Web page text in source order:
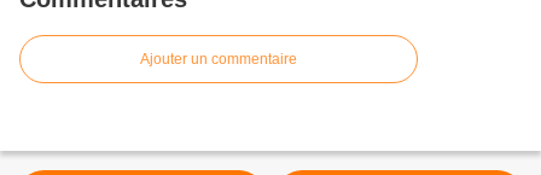
Ajouter un commentaire